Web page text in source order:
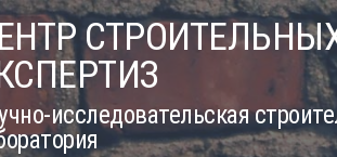
исследовательская